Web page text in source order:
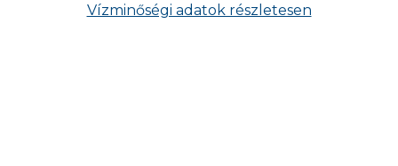
Vízminőségi adatok részletesen